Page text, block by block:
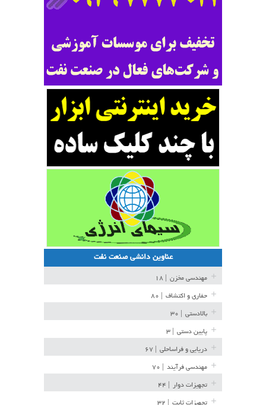
عناوین دانشی صنعت نفت
مهندسی مخزن
حفاری و اکتشاف
بالادستی
پایین دستی
دریایی و فراساحلی
مهندسی فرآیند
تجهیزات دوار
تجهیزات ثابت